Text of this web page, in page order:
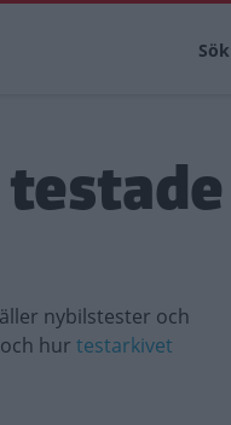
nybilstester och
och hur testarkivet